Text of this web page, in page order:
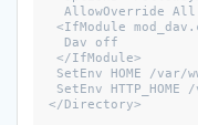
</Directory>